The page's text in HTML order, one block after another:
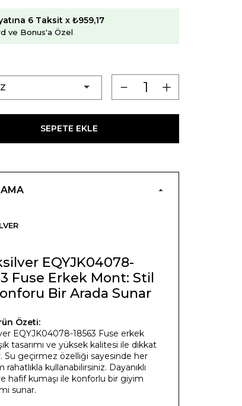
6 Taksit x ₺959,17
ve Bonus'a Özel
SEPETE EKLE
EQYJK04078-
Fuse Erkek Mont: Stil
Bir Arada Sunar
Özeti:
EQYJK04078-18563 Fuse erkek
tasarımı ve yüksek kalitesi ile dikkat
Su geçirmez özelliği sayesinde her
rahatlıkla kullanabilirsiniz. Dayanıklı
hafif kumaşı ile konforlu bir giyim
sunar.